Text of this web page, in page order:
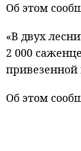
Об этом
«В двух
2 000
привезенной
Об этом